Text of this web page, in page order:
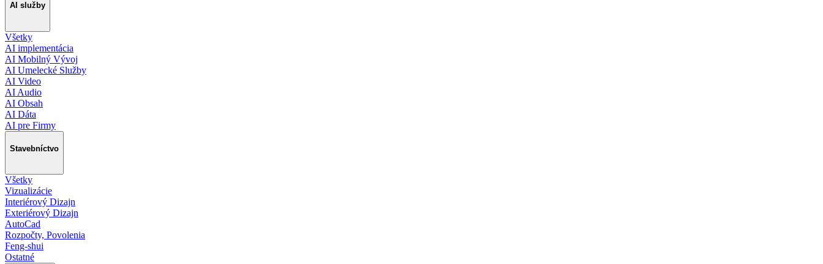
AI služby
Všetky
AI implementácia
AI Mobilný Vývoj
AI Umelecké Služby
AI Video
AI Audio
AI Obsah
AI Dáta
AI pre Firmy
Stavebníctvo
Všetky
Vizualizácie
Interiérový Dizajn
Exteriérový Dizajn
AutoCad
Rozpočty, Povolenia
Feng-shui
Ostatné